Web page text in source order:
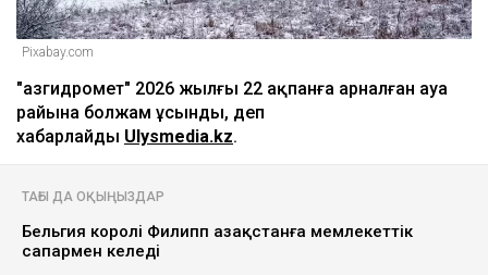
Pixabay.com
"Қазгидромет" 2026 жылғы 22 ақпанға арналған ауа
райына болжам ұсынды, деп
хабарлайды Ulysmedia.kz.
ТАҒЫ ДА ОҚЫҢЫЗДАР
Бельгия королі Филипп Қазақстанға мемлекеттік
сапармен келеді